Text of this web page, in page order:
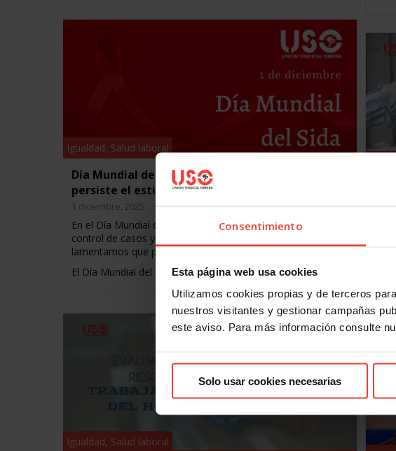
Consentimiento
Esta página web usa cookies
Utilizamos cookies propias y de terceros
nuestros visitantes y gestionar campañas
este aviso. Para más información consulte
Solo usar cookies necesarias
Igualdad, Salud laboral
Día Mundial del Sida: mejor calidad de vida, pero
persiste el estigma
1 diciembre, 2025
En el Día Mundial del Sida, tenemos que alegrarnos del
control de casos y la mejor calidad de vida, pero
lamentamos que persistan los estigmas sociales
El Día Mundial del Sida…
Igualdad, Salud laboral